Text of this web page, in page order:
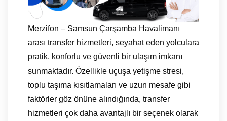
Merzifon – Samsun Çarşamba Havalimanı
arası transfer hizmetleri, seyahat eden yolculara
pratik, konforlu ve güvenli bir ulaşım imkanı
sunmaktadır. Özellikle uçuşa yetişme stresi,
toplu taşıma kısıtlamaları ve uzun mesafe gibi
faktörler göz önüne alındığında, transfer
hizmetleri çok daha avantajlı bir seçenek olarak